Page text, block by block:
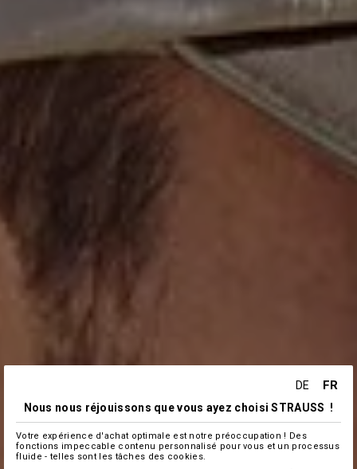
DE FR
Nous nous réjouissons que vous ayez choisi STRAUSS !
Votre expérience d'achat optimale est notre préoccupation ! Des
fonctions impeccable contenu personnalisé pour vous et un processus
fluide - telles sont les tâches des cookies.